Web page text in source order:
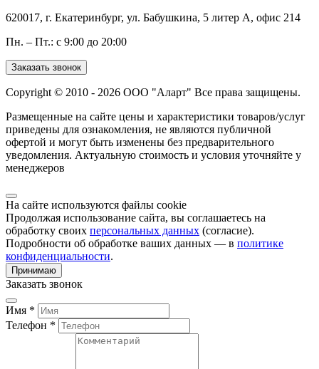
620017, г. Екатеринбург, ул. Бабушкина, 5 литер А, офис 214
Пн. – Пт.: с 9:00 до 20:00
Заказать звонок
Copyright © 2010 - 2026 ООО "Аларт" Все права защищены.
Размещенные на сайте цены и характеристики товаров/услуг
приведены для ознакомления, не являются публичной
офертой и могут быть изменены без предварительного
уведомления. Актуальную стоимость и условия уточняйте у
менеджеров
На сайте используются файлы cookie
Продолжая использование сайта, вы соглашаетесь на
обработку своих персональных данных (согласие).
Подробности об обработке ваших данных — в политике
конфиденциальности.
Принимаю
Заказать звонок
Имя *
Телефон *